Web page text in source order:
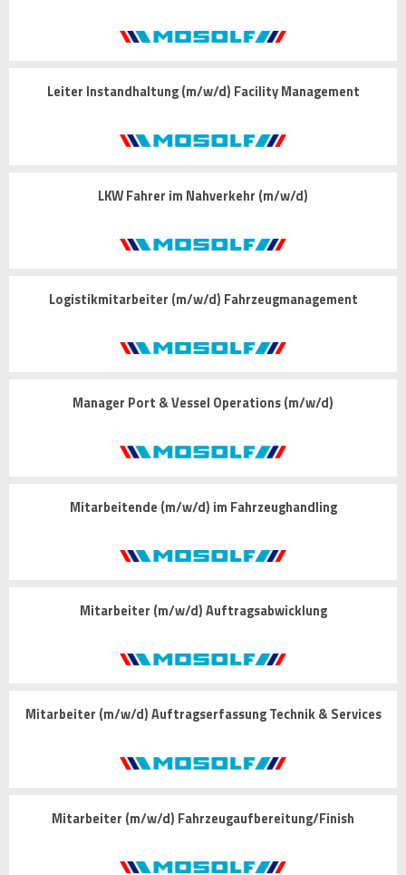
Leiter Instandhaltung (m/w/d) Facility Management
LKW Fahrer im Nahverkehr (m/w/d)
Logistikmitarbeiter (m/w/d) Fahrzeugmanagement
Manager Port & Vessel Operations (m/w/d)
Mitarbeitende (m/w/d) im Fahrzeughandling
Mitarbeiter (m/w/d) Auftragsabwicklung
Mitarbeiter (m/w/d) Auftragserfassung Technik & Services
Mitarbeiter (m/w/d) Fahrzeugaufbereitung/Finish